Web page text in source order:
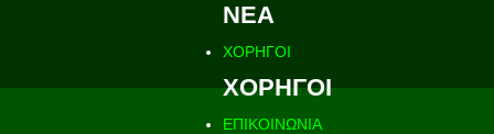
ΝΕΑ
ΧΟΡΗΓΟΙ
ΧΟΡΗΓΟΙ
ΕΠΙΚΟΙΝΩΝΙΑ